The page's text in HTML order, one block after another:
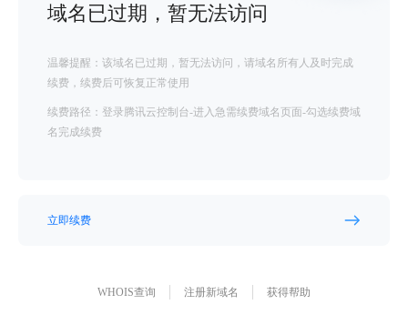
域名已过期，暂无法访问
温馨提醒：该域名已过期，暂无法访问，请域名所有人及时完成
续费，续费后可恢复正常使用
续费路径：登录腾讯云控制台-进入急需续费域名页面-勾选续费域
名完成续费
立即续费
WHOIS查询 注册新域名 获得帮助